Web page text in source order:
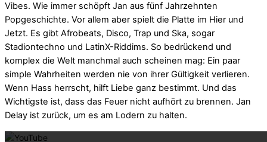
Vibes. Wie immer schöpft Jan aus fünf Jahrzehnten
Popgeschichte. Vor allem aber spielt die Platte im Hier und
Jetzt. Es gibt Afrobeats, Disco, Trap und Ska, sogar
Stadiontechno und LatinX-Riddims. So bedrückend und
komplex die Welt manchmal auch scheinen mag: Ein paar
simple Wahrheiten werden nie von ihrer Gültigkeit verlieren.
Wenn Hass herrscht, hilft Liebe ganz bestimmt. Und das
Wichtigste ist, dass das Feuer nicht aufhört zu brennen. Jan
Delay ist zurück, um es am Lodern zu halten.
Mit dem